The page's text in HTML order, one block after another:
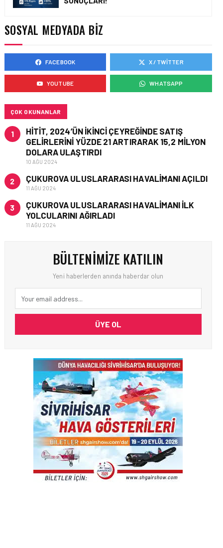
YAKIT MALIYETLERINDEKI
ALINIYOR?
HAVACILIK • 05 AĞU 2026
ÇELEBI HAVACILIK
MACARISTAN’DAN
BUDAPEŞTE GÖNÜLLÜ
SOSYAL MEDYADA BIZ
FACEBOOK X / TWITTER
YOUTUBE WHATSAPP
ÇOK OKUNANLAR
1
HITIT, 2024’ÜN IKINCI ÇEYREĞINDE SATIŞ
GELIRLERINI YÜZDE 21 ARTIRARAK 15,2 MILYON
DOLARA ULAŞTIRDI
10 AĞU 2024
2 ÇUKUROVA ULUSLARARASI HAVALIMANI AÇILDI
11 AĞU 2024
3
ÇUKUROVA ULUSLARARASI HAVALIMANI İLK
YOLCULARINI AĞIRLADI
11 AĞU 2024
BÜLTENIMIZE KATILIN
Yeni haberlerden anında haberdar olun
ÜYE OL